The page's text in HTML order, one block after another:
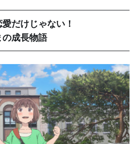
だけじゃない！
の成長物語